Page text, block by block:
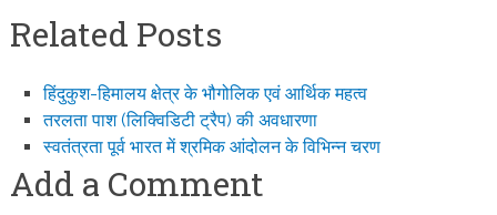
Related Posts
हिंदुकुश-हिमालय क्षेत्र के भौगोलिक एवं आर्थिक महत्व
तरलता पाश (लिक्विडिटी ट्रैप) की अवधारणा
स्वतंत्रता पूर्व भारत में श्रमिक आंदोलन के विभिन्न चरण
Add a Comment